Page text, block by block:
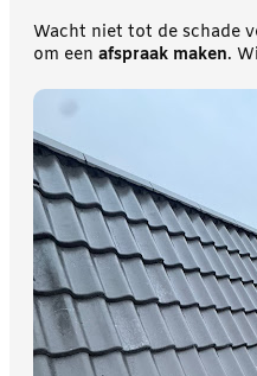
Wacht niet tot de schade
om een afspraak maken.